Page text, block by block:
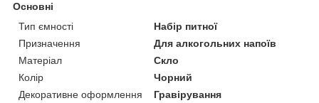
Основні
Тип ємності
Набір питної
Призначення
Для алкогольних напоїв
Матеріал
Скло
Колір
Чорний
Декоративне оформлення
Гравірування